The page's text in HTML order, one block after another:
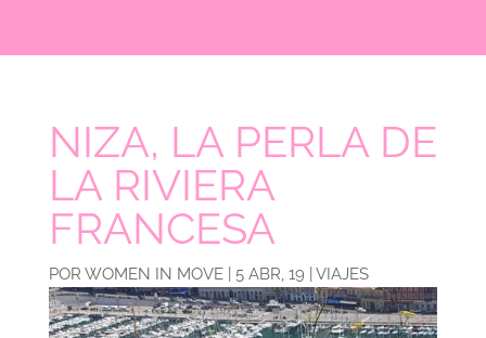
NIZA, LA PERLA DE
LA RIVIERA
FRANCESA
POR WOMEN IN MOVE| 5 ABR, 19 VIAJES